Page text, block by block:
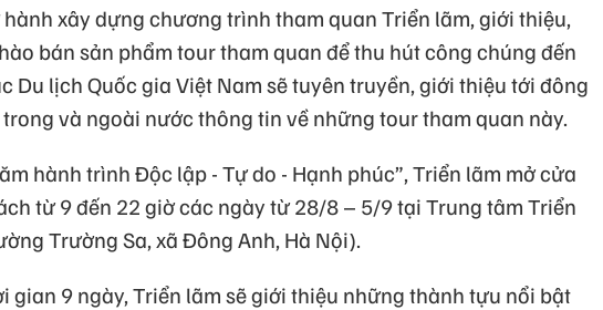
xây dựng chương trình tham quan Triển lãm, giới thiệu,
bán sản phẩm tour tham quan để thu hút công chúng đến
Du lịch Quốc gia Việt Nam sẽ tuyên truyền, giới thiệu tới đông
và ngoài nước thông tin về những tour tham quan này.
hành trình Độc lập - Tự do - Hạnh phúc”, Triển lãm mở cửa
từ 9 đến 22 giờ các ngày từ 28/8 – 5/9 tại Trung tâm Triển
Trường Sa, xã Đông Anh, Hà Nội).
gian 9 ngày, Triển lãm sẽ giới thiệu những thành tựu nổi bật